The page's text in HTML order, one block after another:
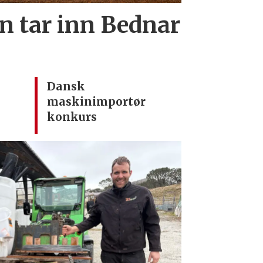
tar inn Bednar
Dansk
maskinimportør
konkurs